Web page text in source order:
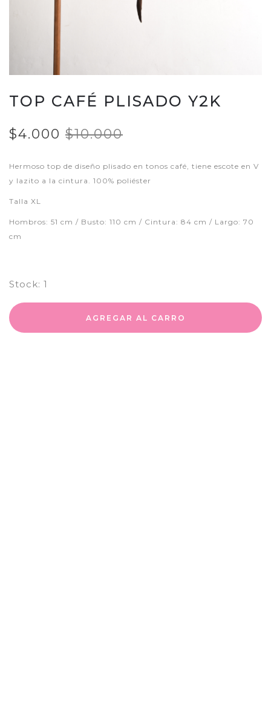
TOP CAFÉ PLISADO Y2K
$4.000 $10.000
Hermoso top de diseño plisado en tonos café, tiene escote en V
y lazito a la cintura. 100% poliéster
Talla XL
Hombros: 51 cm / Busto: 110 cm / Cintura: 84 cm / Largo: 70
cm
Stock: 1
AGREGAR AL CARRO